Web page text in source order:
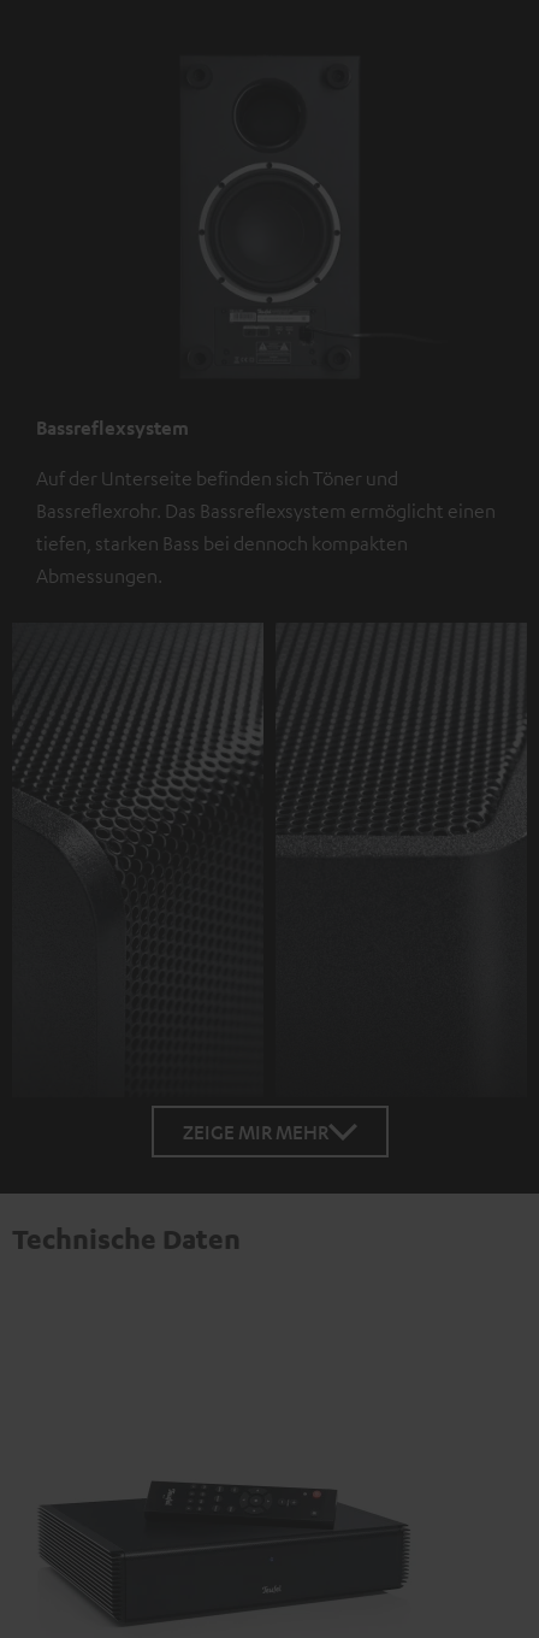
Bassreflexsystem
Auf der Unterseite befinden sich Töner und
Bassreflexrohr. Das Bassreflexsystem ermöglicht einen
tiefen, starken Bass bei dennoch kompakten
Abmessungen.
ZEIGE MIR MEHR
Technische Daten